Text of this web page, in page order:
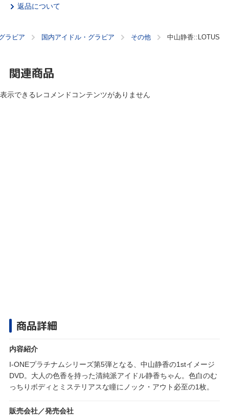
返品について
ラビア 国内アイドル・グラビア その他 中山静香::LOTUS
関連商品
表示できるレコメンドコンテンツがありません
商品詳細
内容紹介
I-ONEプラチナムシリーズ第5弾となる、中山静香の1stイメージ
DVD。大人の色香を持った清純派アイドル静香ちゃん。色白のむ
っちりボディとミステリアスな瞳にノック・アウト必至の1枚。
販売会社／発売会社